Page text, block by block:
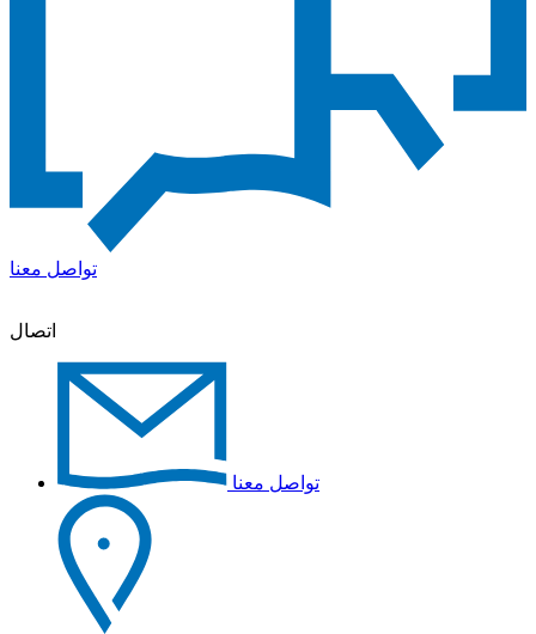
تواصل معنا
اتصال
تواصل معنا